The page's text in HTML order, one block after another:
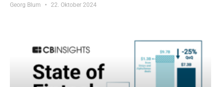
Georg Blum 22. Oktober 2024